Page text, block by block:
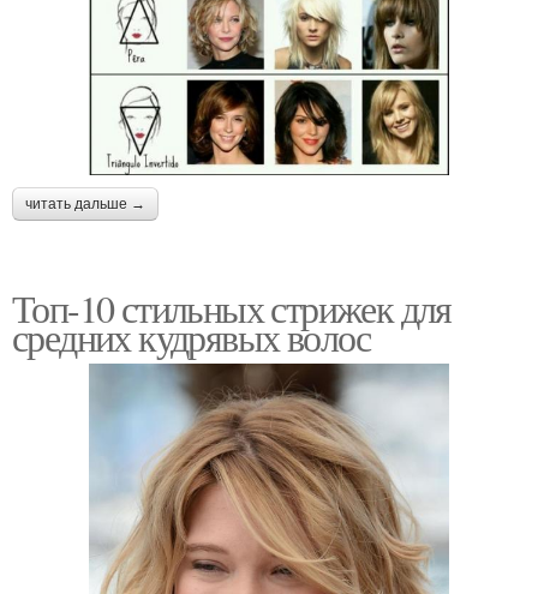
читать дальше →
Топ-10 стильных стрижек для
средних кудрявых волос